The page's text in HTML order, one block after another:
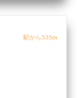
駅から535m